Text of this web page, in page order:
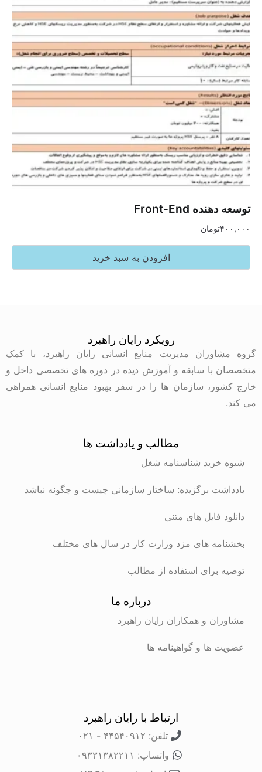
توسعه دهنده Front-End
۴۰۰,۰۰۰تومان
افزودن به سبد خرید
رویکرد رایان راهبرد
گروه مشاوران مدیریت منابع انسانی رایان راهبرد، با کمک
متخصصان با سابقه و آموزش دیده در دوره های تخصصی داخل و
خارج کشور، سازمان ها را در سفر بهبود منابع انسانی همراهی
می کند.
مطالب و یادداشت ها
شیوه خرید شناسنامه شغل
یادداشت برگزیده: ساختار سازمانی چیست و چگونه نباشد
دانلود فایل های متنی
بخشنامه های مزد وزارت کار در سال های مختلف
توصیه برای استفاده از مطالب
درباره ما
مشاوران و همکاران رایان راهبرد
عضویت ها و گواهینامه ها
ارتباط با رایان راهبرد
تلفن: ۴۴۵۴۰۹۱۲ - ۰۲۱
واتساپ: ۰۹۳۳۱۳۸۲۲۱۱